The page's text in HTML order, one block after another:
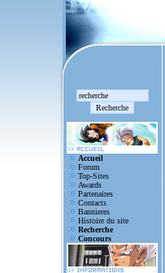
Accueil
Forum
Top-Sites
Awards
Partenaires
Contacts
Bannieres
Histoire du site
Recherche
Concours